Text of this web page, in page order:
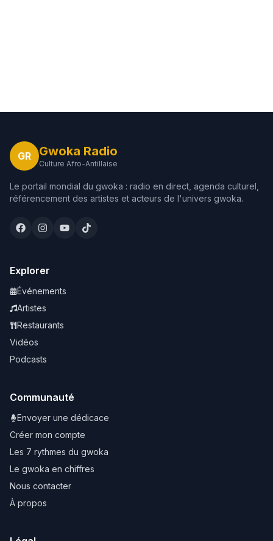
GR Gwoka Radio
Culture Afro-Antillaise
Le portail mondial du gwoka : radio en direct, agenda culturel,
référencement des artistes et acteurs de l'univers gwoka.
Explorer
Événements
Artistes
Restaurants
Vidéos
Podcasts
Communauté
Envoyer une dédicace
Créer mon compte
Les 7 rythmes du gwoka
Le gwoka en chiffres
Nous contacter
À propos